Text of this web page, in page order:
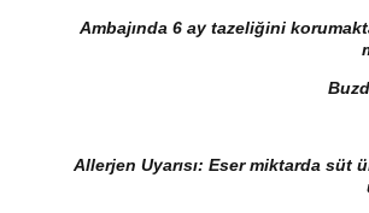
Ambajında 6 ay tazeliğini
Allerjen Uyarısı: Eser miktarda süt